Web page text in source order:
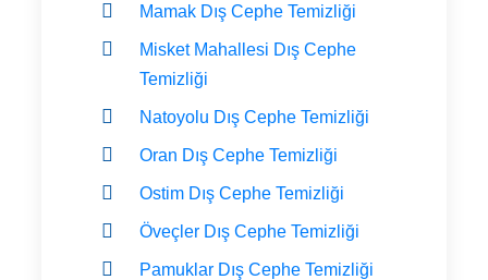
Mamak Dış Cephe Temizliği
Misket Mahallesi Dış Cephe
Temizliği
Natoyolu Dış Cephe Temizliği
Oran Dış Cephe Temizliği
Ostim Dış Cephe Temizliği
Öveçler Dış Cephe Temizliği
Pamuklar Dış Cephe Temizliği